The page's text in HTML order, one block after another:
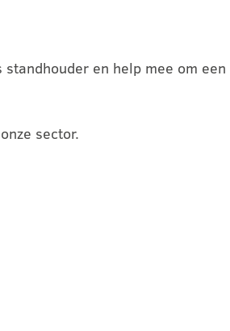
en help mee om
sector.